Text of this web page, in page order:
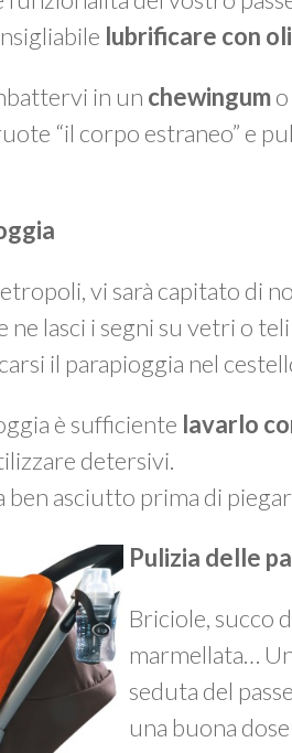
lubrificare con
in un chewingumo
“il corpo estraneo” e
vi sarà capitato di
ne lasci i segni su vetri o
il parapioggia nel
è sufficiente lavarlo
detersivi.
ben asciutto prima di
Pulizia delle
Briciole, succo
marmellata…
seduta del
una buona